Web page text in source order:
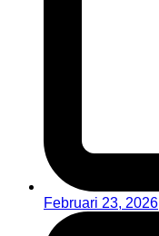
Februari 23, 2026